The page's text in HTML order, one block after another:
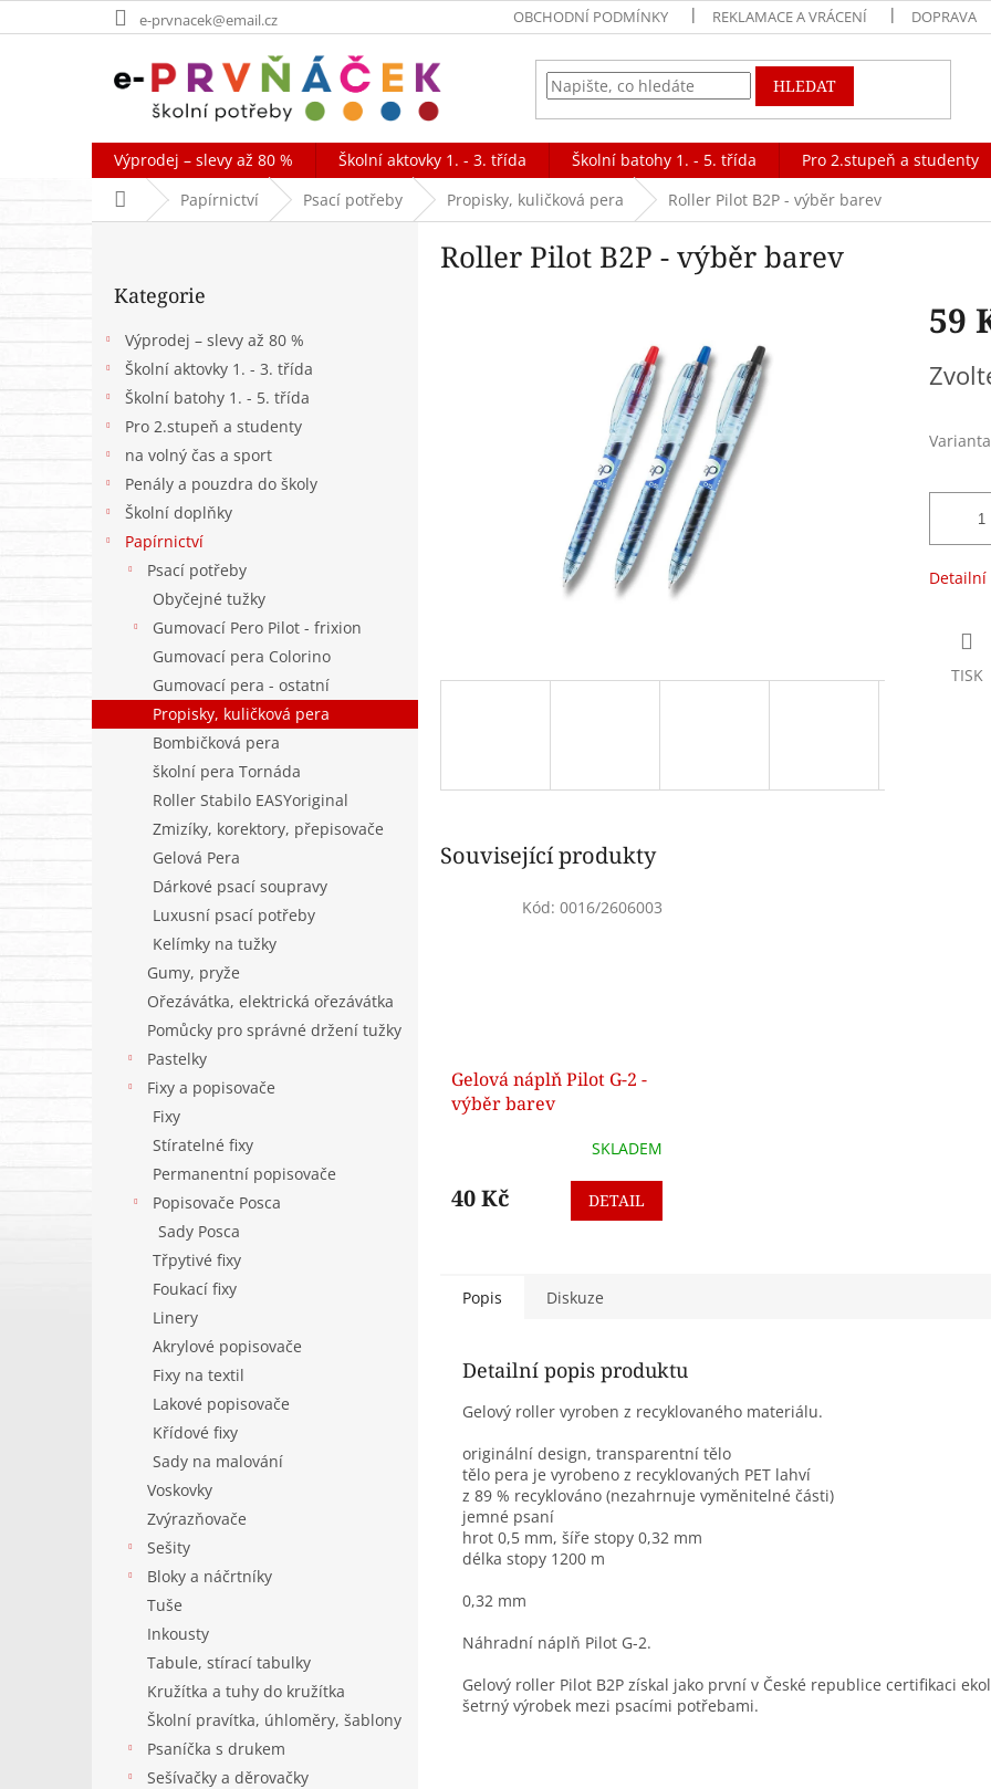
na
e-prvnacek@email.cz OBCHODNÍ PODMÍNKY REKLAMACE A VRÁCENÍ DOPRAVA
HLEDAT
Výprodej – slevy až 80 % Školní aktovky 1. - 3. třída Školní batohy 1. - 5. třída Pro 2.stupeň a studenty
Domů Papírnictví Psací potřeby Propisky, kuličková pera Roller Pilot B2P - výběr barev
P
n
kategorie
Kategorie
Výprodej – slevy až 80 %
Školní aktovky 1. - 3. třída
Školní batohy 1. - 5. třída
Pro 2.stupeň a studenty
na volný čas a sport
Penály a pouzdra do školy
Školní doplňky
Papírnictví
Psací potřeby
Obyčejné tužky
Gumovací Pero Pilot - frixion
Gumovací pera Colorino
Gumovací pera - ostatní
Propisky, kuličková pera
Bombičková pera
školní pera Tornáda
Roller Stabilo EASYoriginal
Zmizíky, korektory, přepisovače
Gelová Pera
Dárkové psací soupravy
Luxusní psací potřeby
Kelímky na tužky
Gumy, pryže
Ořezávátka, elektrická ořezávátka
Pomůcky pro správné držení tužky
Pastelky
Fixy a popisovače
Fixy
Stíratelné fixy
Permanentní popisovače
Popisovače Posca
Sady Posca
Třpytivé fixy
Foukací fixy
Linery
Akrylové popisovače
Fixy na textil
Lakové popisovače
Křídové fixy
Sady na malování
Voskovky
Zvýrazňovače
Sešity
Bloky a náčrtníky
Tuše
Inkousty
Tabule, stírací tabulky
Kružítka a tuhy do kružítka
Školní pravítka, úhloměry, šablony
Psaníčka s drukem
Sešívačky a děrovačky
Roller Pilot B2P - výběr barev
59
cena:
Varianta
TISK
Související produkty
Gelová náplň Pilot G-2 -
výběr barev
SKLADEM
40 Kč DETAIL
Kód: 0016/2606003
Popis Diskuze
Detailní popis produktu
Gelový roller vyroben z recyklovaného materiálu.
originální design, transparentní tělo
tělo pera je vyrobeno z recyklovaných PET lahví
z 89 % recyklováno (nezahrnuje vyměnitelné části)
jemné psaní
hrot 0,5 mm, šíře stopy 0,32 mm
délka stopy 1200 m
0,32 mm
Náhradní náplň Pilot G-2.
Gelový roller Pilot B2P získal jako první v České republice certifikaci
šetrný výrobek mezi psacími potřebami.